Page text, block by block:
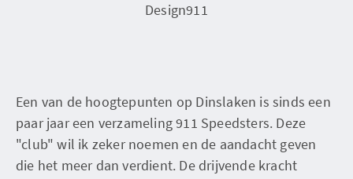
Design911
Een van de hoogtepunten op Dinslaken is sinds een
paar jaar een verzameling 911 Speedsters. Deze
"club" wil ik zeker noemen en de aandacht geven
die het meer dan verdient. De drijvende kracht